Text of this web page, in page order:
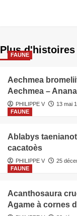
Plus d'histoires
FAUNE
Aechmea
Aechmea –
PHILIPPE V 13 mai
FAUNE
Ablabys
cacatoès
PHILIPPE V 25
FAUNE
Acanthosaura
Agame à cornes